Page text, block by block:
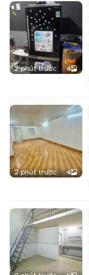
2 phút trước 4
2 phút trước 4